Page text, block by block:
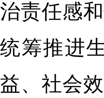
治责任感
统筹推进
益、社会